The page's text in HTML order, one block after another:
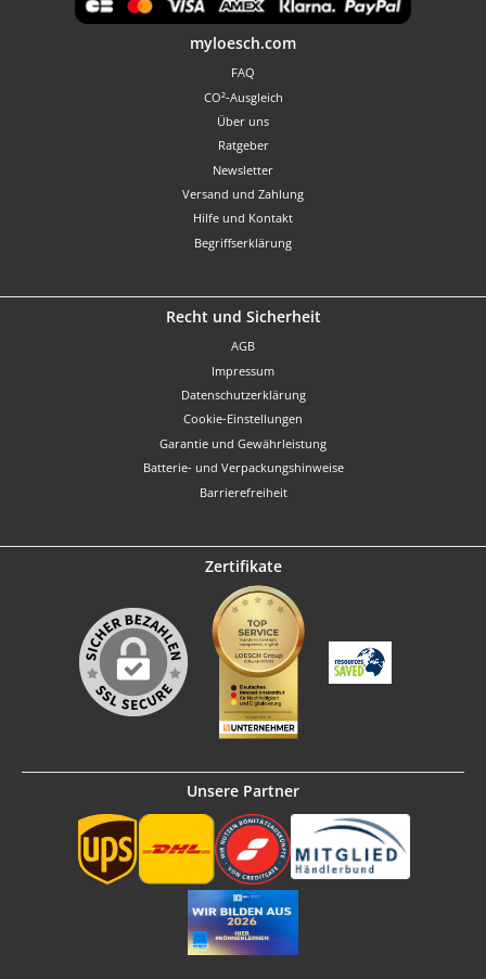
myloesch.com
FAQ
CO²-Ausgleich
Über uns
Ratgeber
Newsletter
Versand und Zahlung
Hilfe und Kontakt
Begriffserklärung
Recht und Sicherheit
AGB
Impressum
Datenschutzerklärung
Cookie-Einstellungen
Garantie und Gewährleistung
Batterie- und Verpackungshinweise
Barrierefreiheit
Zertifikate
Unsere Partner